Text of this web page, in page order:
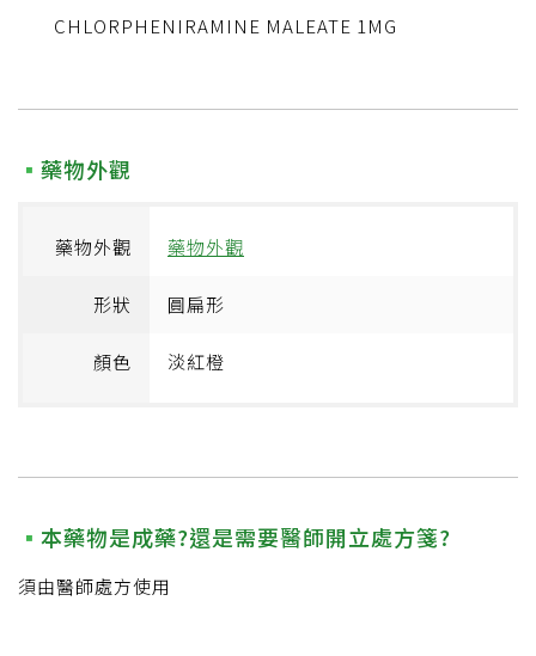
CHLORPHENIRAMINE MALEATE 1MG
藥物外觀
藥物外觀 藥物外觀
形狀 圓扁形
顏色 淡紅橙
本藥物是成藥?還是需要醫師開立處方箋?
須由醫師處方使用